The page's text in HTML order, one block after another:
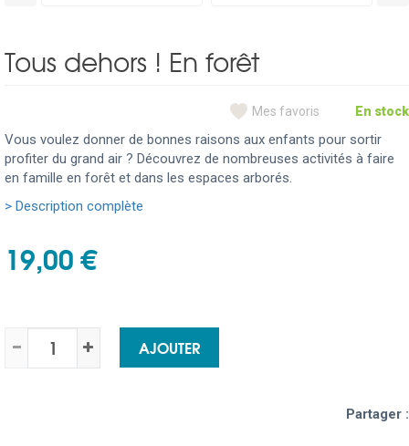
Tous dehors ! En forêt
Mes favoris En stock
Vous voulez donner de bonnes raisons aux enfants pour sortir
profiter du grand air ? Découvrez de nombreuses activités à faire
en famille en forêt et dans les espaces arborés.
> Description complète
19,00 €
AJOUTER
Partager :